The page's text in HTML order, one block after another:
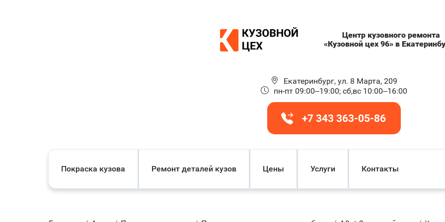
Центр кузовного ремонта
«Кузовной цех 96» в
Екатеринбург, ул. 8 Марта, 209
пн-пт 09:00–19:00; сб,вс 10:00–16:00
+7 343 363-05-86
Покраска кузова Ремонт деталей кузов Цены Услуги Контакты